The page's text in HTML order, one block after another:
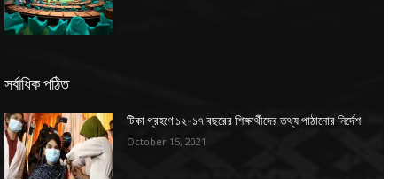
সর্বাধিক পঠিত
টিকা গ্রহণে ১২-১৭ বছরের শিক্ষার্থীদের তথ্য পাঠানোর নির্দেশ
October 15, 2021